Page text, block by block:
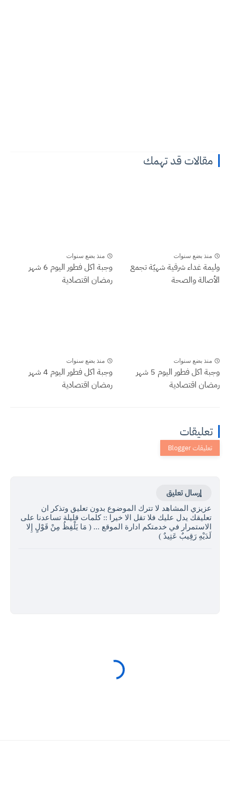
مقالات قد تهمك
منذ بضع سنوات
وليمة غداء شرقية شهيّة تجمع
الأصالة والصحة
منذ بضع سنوات
وجبة اكل فطور اليوم 6 شهر
رمضان اقتصادية
منذ بضع سنوات
وجبة اكل فطور اليوم 5 شهر
رمضان اقتصادية
منذ بضع سنوات
وجبة اكل فطور اليوم 4 شهر
رمضان اقتصادية
تعليقات
إرسال تعليق
عزيزي المشاهد لا تترك الموضوع بدون تعليق وتذكر ان
تعليقك يدل عليك فلا تقل الا خيرا :: كلمات قليلة تساعدنا على
الاستمرار في خدمتكم ادارة الموقع ... ( مَا يَلْفِظُ مِنْ قَوْلٍ إِلا
لَدَيْهِ رَقِيبٌ عَتِيدٌ )